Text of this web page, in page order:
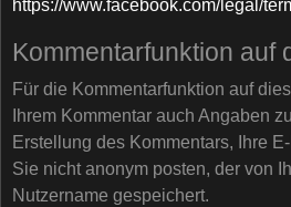
https://www.facebook.com/legal/
Kommentarfunktion auf
Für die Kommentarfunktion auf
Ihrem Kommentar auch Angaben
Erstellung des Kommentars, Ihre
Sie nicht anonym posten, der von
Nutzername gespeichert.